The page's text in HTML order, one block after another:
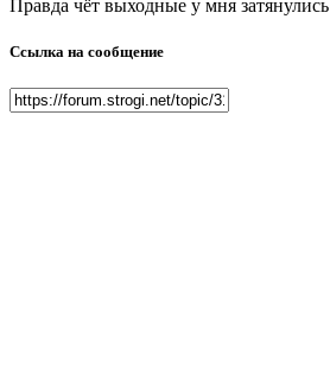
Правда чёт выходные у мня затянулись
Ссылка на сообщение